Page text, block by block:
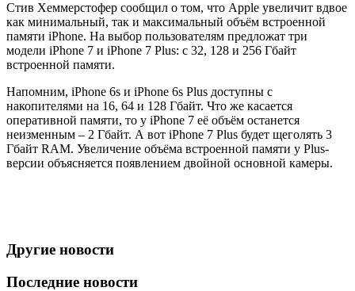
Стив Хеммерстофер сообщил о том, что Apple увеличит вдвое
как минимальный, так и максимальный объём встроенной
памяти iPhone. На выбор пользователям предложат три
модели iPhone 7 и iPhone 7 Plus: с 32, 128 и 256 Гбайт
встроенной памяти.
Напомним, iPhone 6s и iPhone 6s Plus доступны с
накопителями на 16, 64 и 128 Гбайт. Что же касается
оперативной памяти, то у iPhone 7 её объём останется
неизменным – 2 Гбайт. А вот iPhone 7 Plus будет щеголять 3
Гбайт RAM. Увеличение объёма встроенной памяти у Plus-
версии объясняется появлением двойной основной камеры.
Другие новости
Последние новости